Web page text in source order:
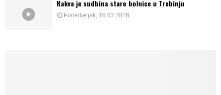
Kakva je sudbina stare bolnice u Trebinju
Ponedjeljak, 16.03.2026.